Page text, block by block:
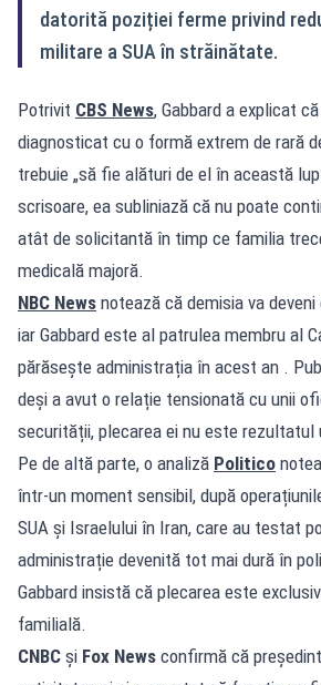
datorită poziției ferme privind
militare a SUA în străinătate.
Potrivit CBS News, Gabbard a explicat
diagnosticat cu o formă extrem de rară
trebuie „să fie alături de el în această
scrisoare, ea subliniază că nu poate
atât de solicitantă în timp ce familia
medicală majoră.
NBC News notează că demisia va
iar Gabbard este al patrulea membru al
părăsește administrația în acest an .
deși a avut o relație tensionată cu unii
securității, plecarea ei nu este
Pe de altă parte, o analiză Politico
într-un moment sensibil, după
SUA și Israelului în Iran, care au testat
administrație devenită tot mai dură în
Gabbard insistă că plecarea este
familială.
CNBC și Fox News confirmă că